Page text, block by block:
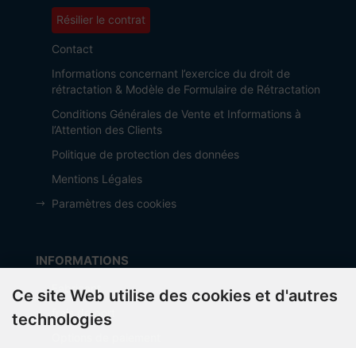
Résilier le contrat
Contact
Informations concernant l’exercice du droit de
rétractation & Modèle de Formulaire de Rétractation
Conditions Générales de Vente et Informations à
l’Attention des Clients
Politique de protection des données
Mentions Légales
Paramètres des cookies
INFORMATIONS
Fabricant
frais de port
Ce site Web utilise des cookies et d'autres
technologies